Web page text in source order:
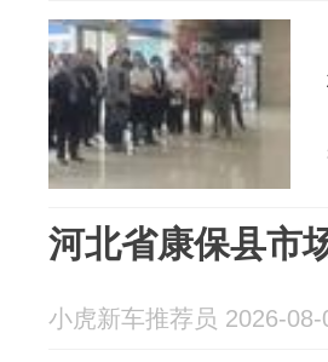
河北省康保县市
小虎新车推荐员 2026-08-